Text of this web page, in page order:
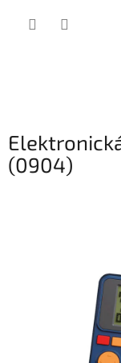
(0904)